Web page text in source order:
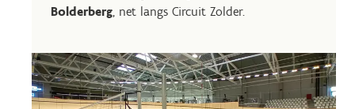
Bolderberg, net langs Circuit Zolder.